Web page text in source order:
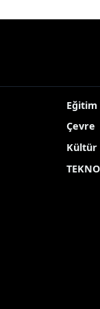
Eğitim
Çevre
Kültür